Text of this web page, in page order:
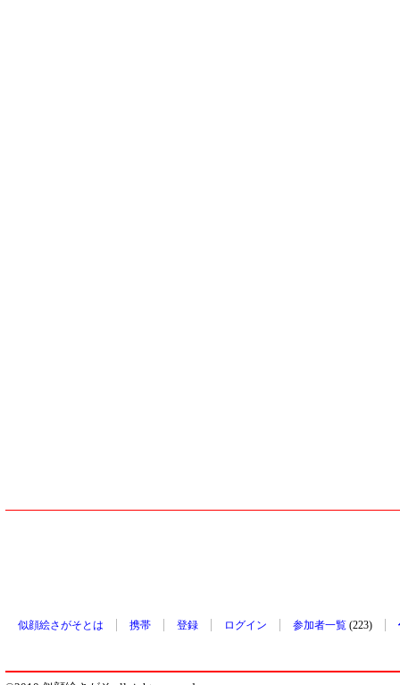
似顔絵さがそとは 携帯 登録 ログイン 参加者一覧 (223)